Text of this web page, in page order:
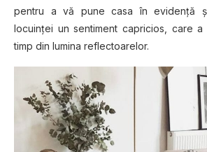
pentru a vă pune casa în evidenţă
locuinţei un sentiment capricios, care a
timp din lumina reflectoarelor.